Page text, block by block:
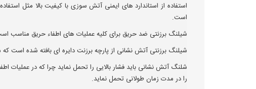
استفاده از استاندارد های ایمنی آتش سوزی با کیفیت بالا مثل
است.
شیلنگ برزنتی ضد حریق برای کلیه عملیات های اطفاء حریق مناسب
شیلنگ برزنتی آتش نشانی از پارچه برزنت دایره ای بافته شده است که مواد اولیه آن از ۱۰۰٪ نخ مصنوعی با مقاومت
شلنگ آتش نشانی باید فشار بالایی را تحمل نماید چرا که در عملیات
را در مدت زمان طولانی تحمل نماید.